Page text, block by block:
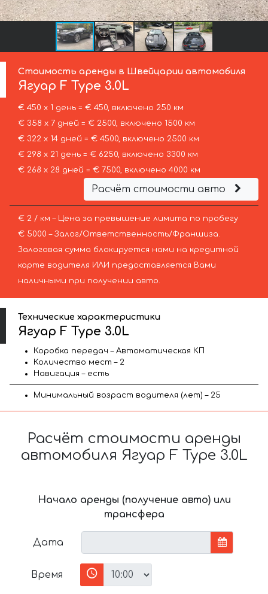
Стоимость аренды в Швейцарии автомобиля
Ягуар F Type 3.0L
€ 450 х 1 день = € 450, включено 250 км
€ 358 х 7 дней = € 2500, включено 1500 км
€ 322 х 14 дней = € 4500, включено 2500 км
€ 298 х 21 день = € 6250, включено 3300 км
€ 268 х 28 дней = € 7500, включено 4000 км
Расчёт стоимости авто
€ 2 / км – Цена за превышение лимита по пробегу
€ 5000 – Залог/Ответственность/Франшиза.
Залоговая сумма блокируется нами на кредитной
карте водителя ИЛИ предоставляется Вами
наличными при получении авто.
Технические характеристики
Ягуар F Type 3.0L
Коробка передач – Автоматическая КП
Количество мест – 2
Навигация – есть
Минимальный возраст водителя (лет) – 25
Расчёт стоимости аренды
автомобиля Ягуар F Type 3.0L
Начало аренды (получение авто) или
трансфера
Дата
Время